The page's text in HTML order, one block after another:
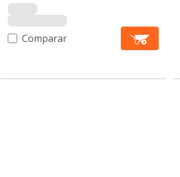
Comparar